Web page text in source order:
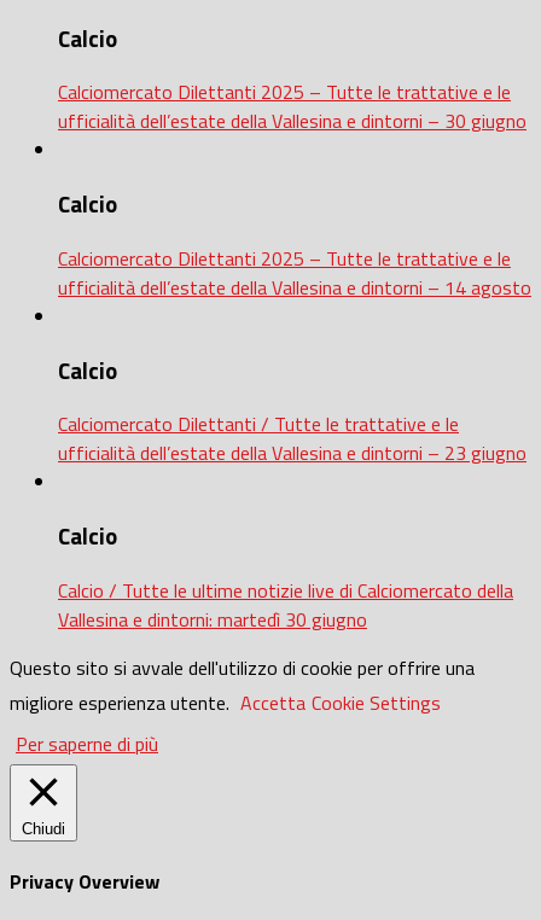
Calcio
Calciomercato Dilettanti 2025 – Tutte le trattative e le
ufficialità dell’estate della Vallesina e dintorni – 30 giugno
Calcio
Calciomercato Dilettanti 2025 – Tutte le trattative e le
ufficialità dell’estate della Vallesina e dintorni – 14 agosto
Calcio
Calciomercato Dilettanti / Tutte le trattative e le
ufficialità dell’estate della Vallesina e dintorni – 23 giugno
Calcio
Calcio / Tutte le ultime notizie live di Calciomercato della
Vallesina e dintorni: martedì 30 giugno
Questo sito si avvale dell'utilizzo di cookie per offrire una
migliore esperienza utente. Accetta Cookie Settings
Per saperne di più
Chiudi
Privacy Overview